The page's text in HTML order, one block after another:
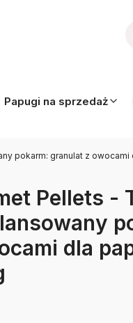
Papugi na sprzedaż
pokarm: granulat z
Pellets -
dla